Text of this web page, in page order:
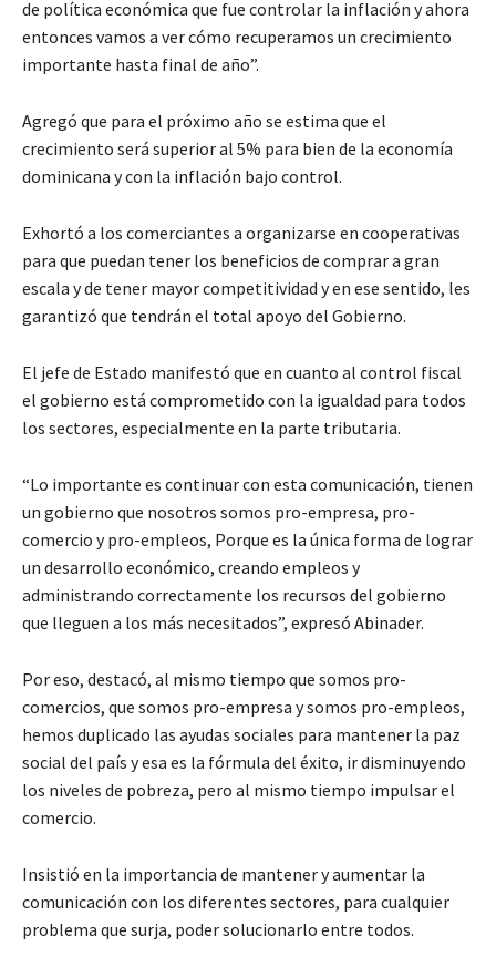
de política económica que fue controlar la inflación y ahora
entonces vamos a ver cómo recuperamos un crecimiento
importante hasta final de año”.
Agregó que para el próximo año se estima que el
crecimiento será superior al 5% para bien de la economía
dominicana y con la inflación bajo control.
Exhortó a los comerciantes a organizarse en cooperativas
para que puedan tener los beneficios de comprar a gran
escala y de tener mayor competitividad y en ese sentido, les
garantizó que tendrán el total apoyo del Gobierno.
El jefe de Estado manifestó que en cuanto al control fiscal
el gobierno está comprometido con la igualdad para todos
los sectores, especialmente en la parte tributaria.
“Lo importante es continuar con esta comunicación, tienen
un gobierno que nosotros somos pro-empresa, pro-
comercio y pro-empleos, Porque es la única forma de lograr
un desarrollo económico, creando empleos y
administrando correctamente los recursos del gobierno
que lleguen a los más necesitados”, expresó Abinader.
Por eso, destacó, al mismo tiempo que somos pro-
comercios, que somos pro-empresa y somos pro-empleos,
hemos duplicado las ayudas sociales para mantener la paz
social del país y esa es la fórmula del éxito, ir disminuyendo
los niveles de pobreza, pero al mismo tiempo impulsar el
comercio.
Insistió en la importancia de mantener y aumentar la
comunicación con los diferentes sectores, para cualquier
problema que surja, poder solucionarlo entre todos.